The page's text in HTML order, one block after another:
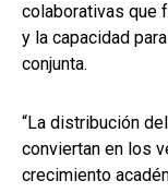
colaborativas que
y la capacidad
conjunta.
“La distribución
conviertan en los
crecimiento